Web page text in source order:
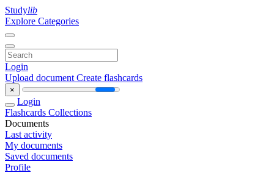
Studylib
Explore Categories
Login
Upload document Create flashcards
×
Login
Flashcards Collections
Documents
Last activity
My documents
Saved documents
Profile